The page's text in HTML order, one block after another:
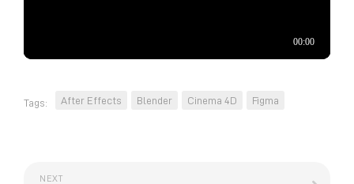
Tags: After Effects Blender Cinema 4D Figma
NEXT